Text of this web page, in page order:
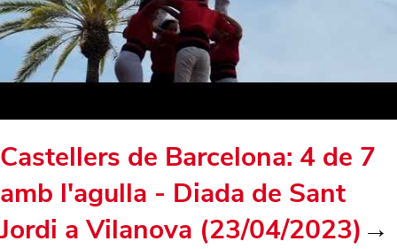
Castellers de Barcelona: 4 de 7
amb l'agulla - Diada de Sant
Jordi a Vilanova (23/04/2023) →